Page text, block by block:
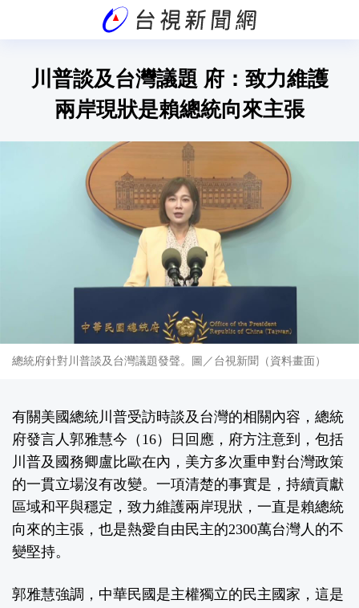
川普談及台灣議題 府：致力維護
兩岸現狀是賴總統向來主張
總統府針對川普談及台灣議題發聲。圖／台視新聞（資料畫面）
有關美國總統川普受訪時談及台灣的相關內容，總統
府發言人郭雅慧今（16）日回應，府方注意到，包括
川普及國務卿盧比歐在內，美方多次重申對台灣政策
的一貫立場沒有改變。一項清楚的事實是，持續貢獻
區域和平與穩定，致力維護兩岸現狀，一直是賴總統
向來的主張，也是熱愛自由民主的2300萬台灣人的不
變堅持。
郭雅慧強調，中華民國是主權獨立的民主國家，這是